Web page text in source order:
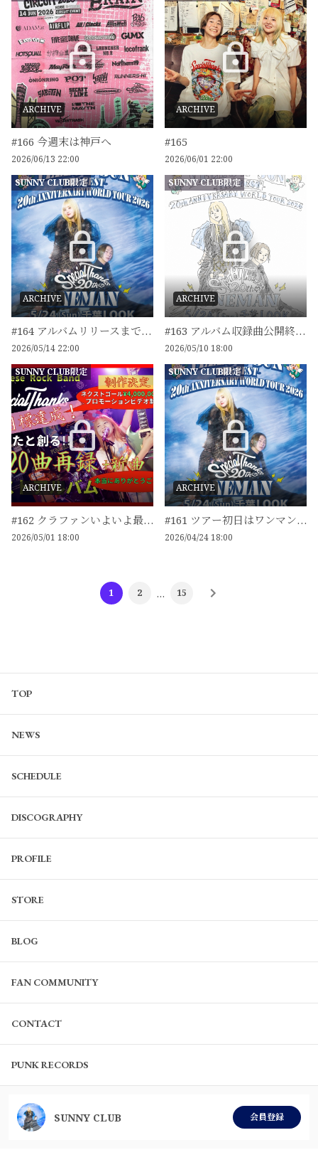
ARCHIVE
#166 今週末は神戸へ
2026/06/13 22:00
ARCHIVE
#165
2026/06/01 22:00
SUNNY CLUB限定
ARCHIVE
#164 アルバムリリースまであと6日💿
2026/05/14 22:00
SUNNY CLUB限定
ARCHIVE
#163 アルバム収録曲公開終了！
2026/05/10 18:00
SUNNY CLUB限定
ARCHIVE
#162 クラファンいよいよ最終日！
2026/05/01 18:00
SUNNY CLUB限定
ARCHIVE
#161 ツアー初日はワンマン☀️
2026/04/24 18:00
1 2 … 15
TOP
NEWS
SCHEDULE
DISCOGRAPHY
PROFILE
STORE
BLOG
FAN COMMUNITY
CONTACT
PUNK RECORDS
SUNNY CLUB 会員登録